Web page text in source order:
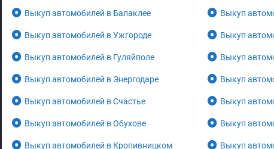
Выкуп автомобилей в Балаклее Выкуп
Выкуп автомобилей в Ужгороде Выкуп
Выкуп автомобилей в Гуляйполе Выкуп
Выкуп автомобилей в Энергодаре Выкуп
Выкуп автомобилей в Счастье Выкуп
Выкуп автомобилей в Обухове Выкуп
Выкуп автомобилей в Кропивницком Выкуп